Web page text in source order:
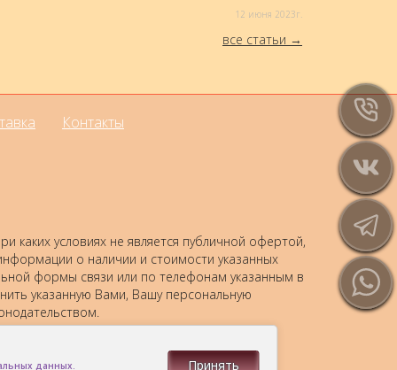
12 июня 2023г.
все статьи
Контакты
условиях не является публичной офертой,
о наличии и стоимости указанных
формы связи или по телефонам указанным в
указанную Вами, Вашу персональную
данных. Принять